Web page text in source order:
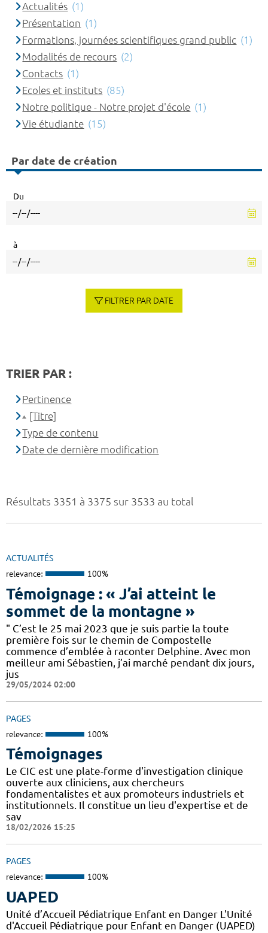
Résultats 3351 à 3375 sur 3533 au total
ACTUALITÉS
relevance: 100%
Témoignage : « J’ai atteint le
sommet de la montagne »
" C’est le 25 mai 2023 que je suis partie la toute
première fois sur le chemin de Compostelle
commence d’emblée à raconter Delphine. Avec mon
meilleur ami Sébastien, j’ai marché pendant dix jours,
jus
29/05/2024 02:00
PAGES
relevance: 100%
Témoignages
Le CIC est une plate-forme d'investigation clinique
ouverte aux cliniciens, aux chercheurs
fondamentalistes et aux promoteurs industriels et
institutionnels. Il constitue un lieu d'expertise et de
sav
18/02/2026 15:25
PAGES
relevance: 100%
UAPED
Unité d’Accueil Pédiatrique Enfant en Danger L'Unité
d'Accueil Pédiatrique pour Enfant en Danger (UAPED)
Actualités (1)
Présentation (1)
Formations, journées scientifiques grand public (1)
Modalités de recours (2)
Contacts (1)
Ecoles et instituts (85)
Notre politique - Notre projet d'école (1)
Vie étudiante (15)
Par date de création
Du
à
FILTRER PAR DATE
TRIER PAR :
Pertinence
[Titre]
Type de contenu
Date de dernière modification